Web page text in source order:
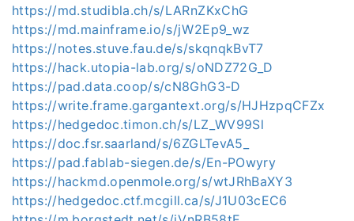
https://md.studibla.ch/s/LARnZKxChG
https://md.mainframe.io/s/jW2Ep9_wz
https://notes.stuve.fau.de/s/skqnqkBvT7
https://hack.utopia-lab.org/s/oNDZ72G_D
https://pad.data.coop/s/cN8GhG3-D
https://write.frame.gargantext.org/s/HJHzpqCFZx
https://hedgedoc.timon.ch/s/LZ_WV99Sl
https://doc.fsr.saarland/s/6ZGLTevA5_
https://pad.fablab-siegen.de/s/En-POwyry
https://hackmd.openmole.org/s/wtJRhBaXY3
https://hedgedoc.ctf.mcgill.ca/s/J1U03cEC6